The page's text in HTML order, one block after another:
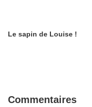
Le sapin de Louise !
Commentaires